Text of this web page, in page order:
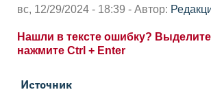
вс, 12/29/2024 - 18:39 - Автор:
Нашли в тексте ошибку?
нажмите Ctrl + Enter
Источник